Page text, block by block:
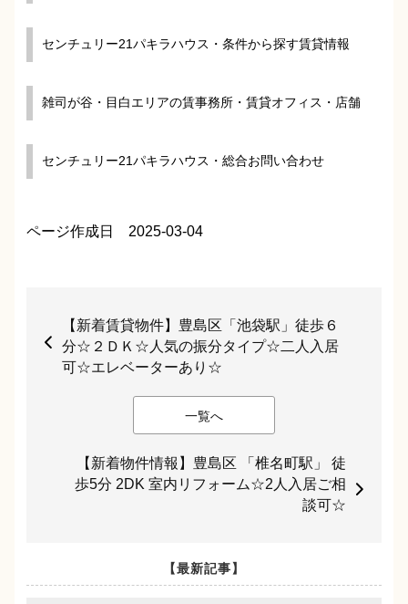
センチュリー21パキラハウス・条件から探す賃貸情報
雑司が谷・目白エリアの賃事務所・賃貸オフィス・店舗
センチュリー21パキラハウス・総合お問い合わせ
ページ作成日 2025-03-04
【新着賃貸物件】豊島区「池袋駅」徒歩６
分☆２ＤＫ☆人気の振分タイプ☆二人入居
可☆エレベーターあり☆
一覧へ
【新着物件情報】豊島区 「椎名町駅」 徒
歩5分 2DK 室内リフォーム☆2人入居ご相
談可☆
【最新記事】